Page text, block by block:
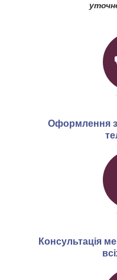
Оформлення
Консультація